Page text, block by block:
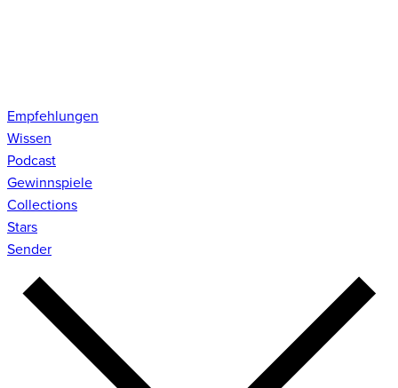
Empfehlungen
Wissen
Podcast
Gewinnspiele
Collections
Stars
Sender